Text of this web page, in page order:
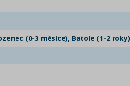
(0-3 měsíce), Batole (1-2 roky)